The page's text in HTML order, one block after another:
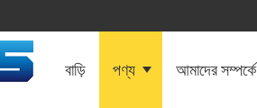
বাড়ি পণ্য আমাদের সম্পর্কে